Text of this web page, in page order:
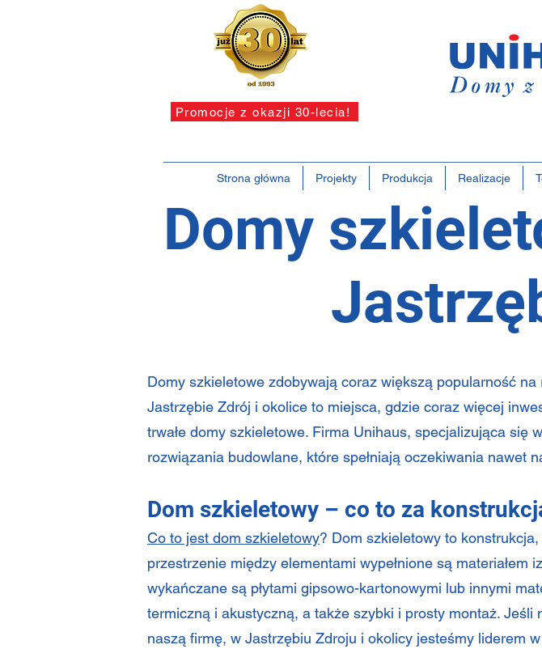
Promocje z okazji 30-lecia!
Strona główna Projekty Produkcja Realizacje
Domy
Domy szkieletowe zdobywają coraz większą popularność
Jastrzębie Zdrój i okolice to miejsca, gdzie coraz więcej
trwałe domy szkieletowe. Firma Unihaus, specjalizująca się
rozwiązania budowlane, które spełniają oczekiwania nawet
Dom szkieletowy – co to za
Co to jest dom szkieletowy? Dom szkieletowy to
przestrzenie między elementami wypełnione są
wykańczane są płytami gipsowo-kartonowymi lub innymi
termiczną i akustyczną, a także szybki i prosty montaż.
naszą firmę, w Jastrzębiu Zdroju i okolicy jesteśmy liderem